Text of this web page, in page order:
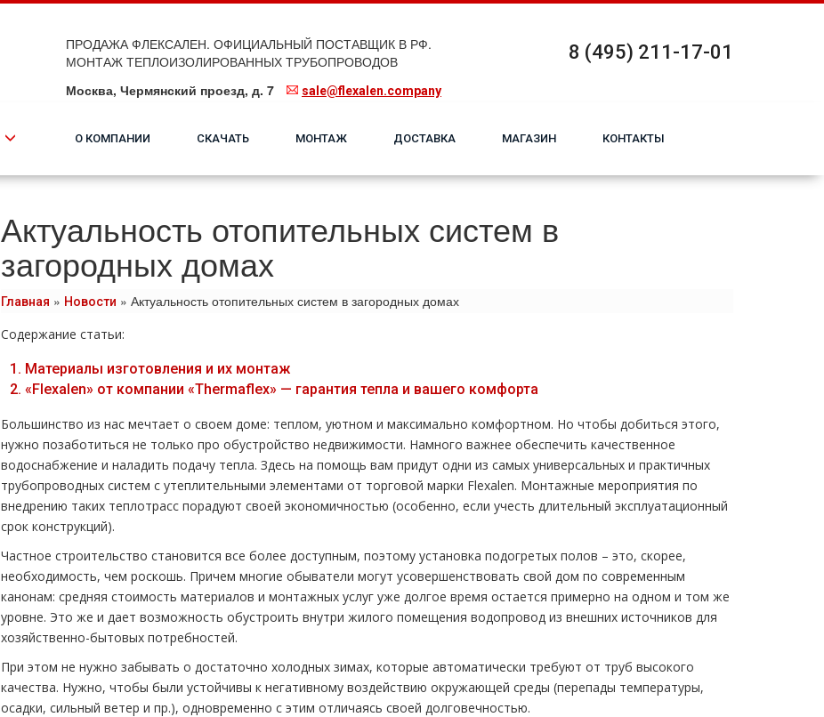
ПРОДАЖА ФЛЕКСАЛЕН. ОФИЦИАЛЬНЫЙ ПОСТАВЩИК В РФ.
МОНТАЖ ТЕПЛОИЗОЛИРОВАННЫХ ТРУБОПРОВОДОВ
Москва, Чермянский проезд, д. 7
sale@flexalen.company
8 (495) 211-17-01
О КОМПАНИИ СКАЧАТЬ МОНТАЖ ДОСТАВКА МАГАЗИН КОНТАКТЫ
Актуальность отопительных систем в
загородных домах
Главная » Новости » Актуальность отопительных систем в загородных домах
Содержание статьи:
1. Материалы изготовления и их монтаж
2. «Flexalen» от компании «Thermaflex» — гарантия тепла и вашего комфорта
Большинство из нас мечтает о своем доме: теплом, уютном и максимально комфортном. Но чтобы добиться этого,
нужно позаботиться не только про обустройство недвижимости. Намного важнее обеспечить качественное
водоснабжение и наладить подачу тепла. Здесь на помощь вам придут одни из самых универсальных и практичных
трубопроводных систем с утеплительными элементами от торговой марки Flexalen. Монтажные мероприятия по
внедрению таких теплотрасс порадуют своей экономичностью (особенно, если учесть длительный эксплуатационный
срок конструкций).
Частное строительство становится все более доступным, поэтому установка подогретых полов – это, скорее,
необходимость, чем роскошь. Причем многие обыватели могут усовершенствовать свой дом по современным
канонам: средняя стоимость материалов и монтажных услуг уже долгое время остается примерно на одном и том же
уровне. Это же и дает возможность обустроить внутри жилого помещения водопровод из внешних источников для
хозяйственно-бытовых потребностей.
При этом не нужно забывать о достаточно холодных зимах, которые автоматически требуют от труб высокого
качества. Нужно, чтобы были устойчивы к негативному воздействию окружающей среды (перепады температуры,
осадки, сильный ветер и пр.), одновременно с этим отличаясь своей долговечностью.